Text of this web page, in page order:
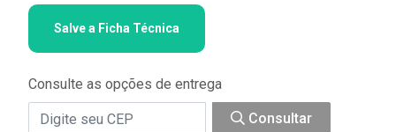
Salve a Ficha Técnica
Consulte as opções de entrega
Consultar